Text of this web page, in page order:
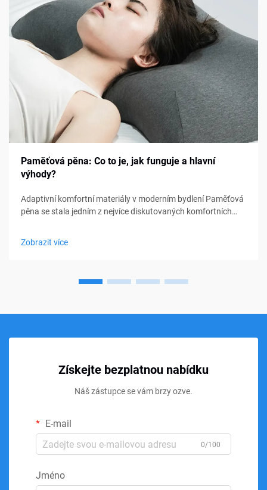
Paměťová pěna: Co to je, jak funguje a hlavní
výhody?
Adaptivní komfortní materiály v moderním bydlení Paměťová
pěna se stala jedním z nejvíce diskutovaných komfortních
Zobrazit více
Získejte bezplatnou nabídku
Náš zástupce se vám brzy ozve.
E-mail
0/100
Jméno